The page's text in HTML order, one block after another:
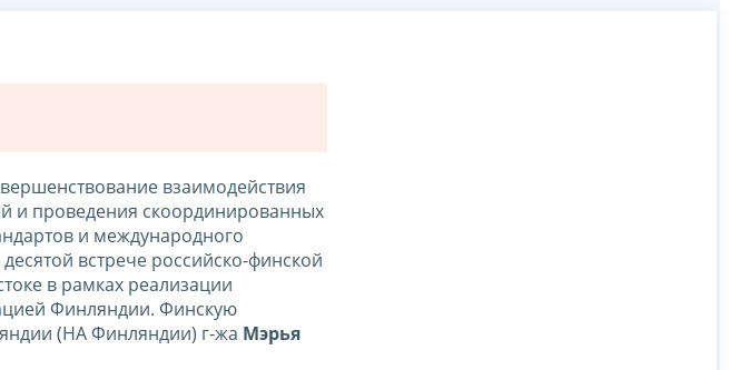
взаимодействия
и проведения скоординированных
и международного
встрече российско-финской
в рамках реализации
Финляндии. Финскую
(НА Финляндии) г-жа Мэрья